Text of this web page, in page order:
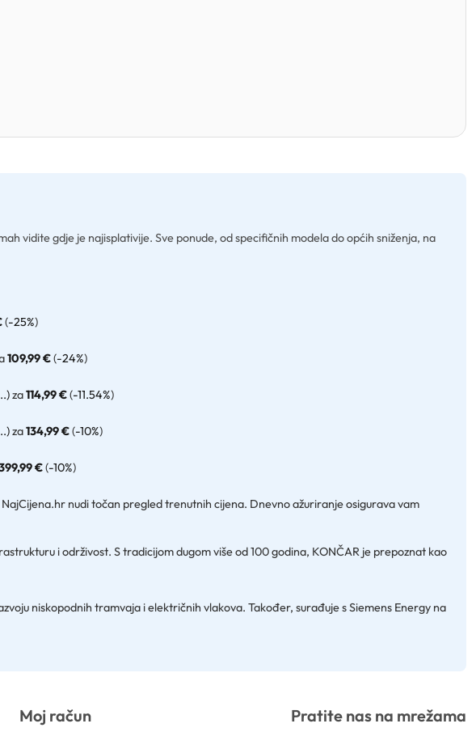
vidite gdje je najisplativije. Sve ponude, od specifičnih modela do općih sniženja, na
(-25%)
109,99 €(-24%)
za114,99 €(-11.54%)
za134,99 €(-10%)
€(-10%)
nudi točan pregled trenutnih cijena. Dnevno ažuriranje osigurava vam
i održivost. S tradicijom dugom više od 100 godina, KONČAR je prepoznat kao
niskopodnih tramvaja i električnih vlakova. Također, surađuje s Siemens Energy na
Moj račun Pratite nas na mrežama